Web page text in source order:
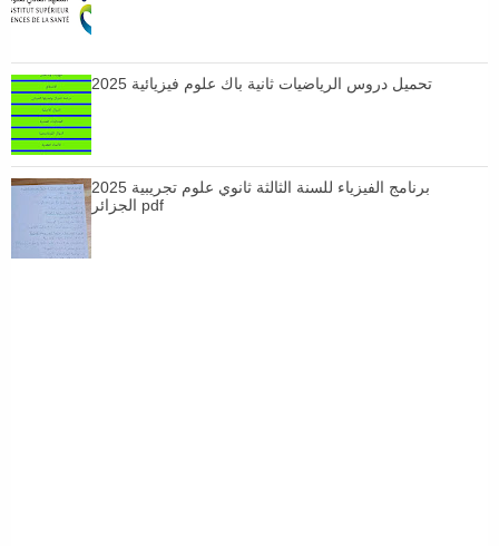
تحميل دروس الرياضيات ثانية باك علوم فيزيائية 2025
برنامج الفيزياء للسنة الثالثة ثانوي علوم تجريبية 2025
الجزائر pdf